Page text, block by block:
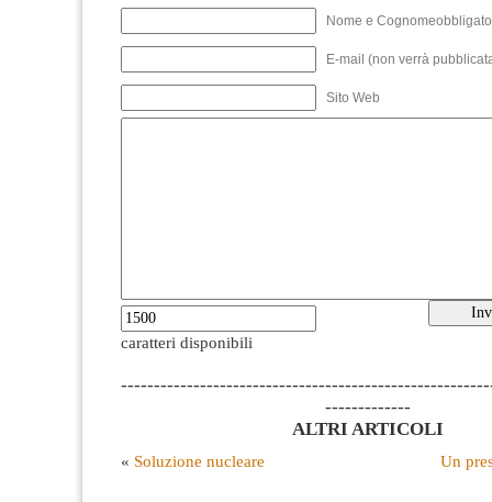
Nome e
E-mail (non verrà
Sito Web
caratteri disponibili
-------------
ALTRI ARTICOLI
« Soluzione nucleare Un